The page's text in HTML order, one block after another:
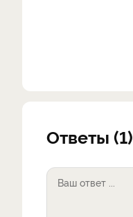
Ответы (1)